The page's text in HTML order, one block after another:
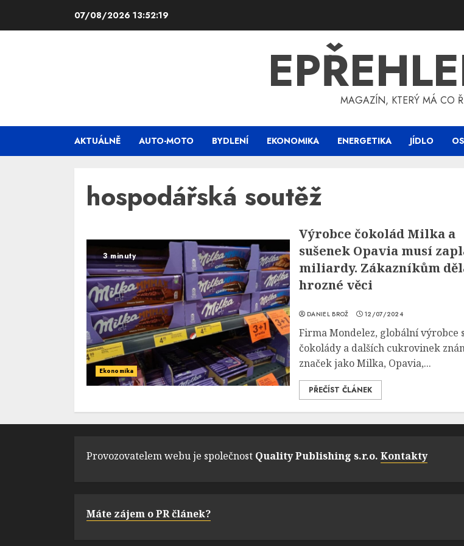
07/08/2026 13:52:19
MAGAZÍN, KTERÝ MÁ CO
AKTUÁLNĚ AUTO-MOTO BYDLENÍ EKONOMIKA ENERGETIKA JÍDLO
hospodářská soutěž
3 minuty
Ekonomika
Výrobce čokolád Milka a
sušenek Opavia musí
miliardy. Zákazníkům
hrozné věci
DANIEL BROŽ 12/07/2024
Firma Mondelez, globální výrobce
čokolády a dalších cukrovinek
značek jako Milka, Opavia,...
PŘEČÍST ČLÁNEK
Provozovatelem webu je společnost Quality Publishing s.r.o. Kontakty
Máte zájem o PR článek?